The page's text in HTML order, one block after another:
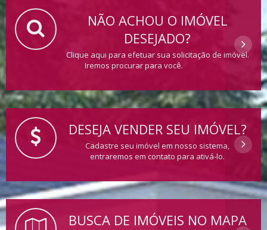
NÃO ACHOU O IMÓVEL
DESEJADO?
Clique aqui para efetuar sua solicitação de imóvel.
Iremos procurar para você.
DESEJA VENDER SEU IMÓVEL?
Cadastre seu imóvel em nosso sistema,
entraremos em contato para ativá-lo.
BUSCA DE IMÓVEIS NO MAPA